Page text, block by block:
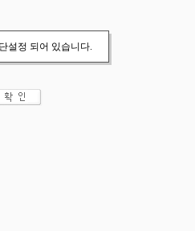
설정 되어 있습니다.